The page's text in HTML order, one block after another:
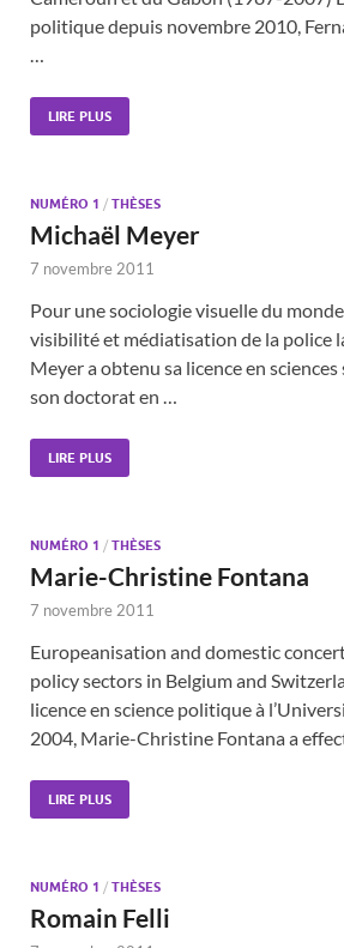
politique depuis novembre 2010,
…
LIRE PLUS
NUMÉRO 1 / THÈSES
Michaël Meyer
7 novembre 2011
Pour une sociologie visuelle du
visibilité et médiatisation de la police
Meyer a obtenu sa licence en
son doctorat en …
LIRE PLUS
NUMÉRO 1 / THÈSES
Marie-Christine Fontana
7 novembre 2011
Europeanisation and domestic
policy sectors in Belgium and
licence en science politique à
2004, Marie-Christine Fontana a
LIRE PLUS
NUMÉRO 1 / THÈSES
Romain Felli